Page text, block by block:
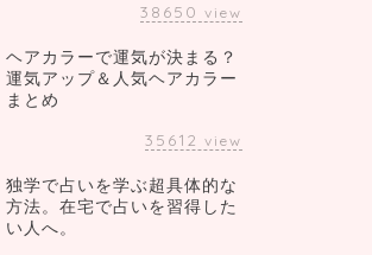
38650 view
ヘアカラーで運気が決まる？
運気アップ＆人気ヘアカラー
まとめ
35612 view
独学で占いを学ぶ超具体的な
方法。在宅で占いを習得した
い人へ。